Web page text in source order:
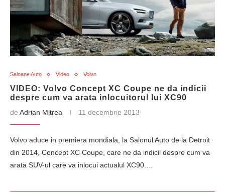
Saloane Auto Video Volvo
VIDEO: Volvo Concept XC Coupe ne da indicii
despre cum va arata inlocuitorul lui XC90
de Adrian Mitrea 11 decembrie 2013
Volvo aduce in premiera mondiala, la Salonul Auto de la Detroit
din 2014, Concept XC Coupe, care ne da indicii despre cum va
arata SUV-ul care va inlocui actualul XC90.…